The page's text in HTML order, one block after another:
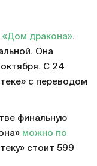
«Дом дракона».
Она
С 24
с переводом
финальную
можно по
стоит 599